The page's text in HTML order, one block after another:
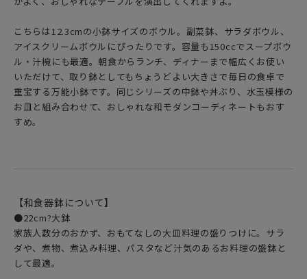
こちらは12.3cmの小鉢サイズのボウル。副菜鉢、サラダボウル、
アイスクリームボウルにぴったりです。容量も150ccでスープボウ
ル・汁椀にも最適。朝食からランチ、ディナーまで幅広くお使い
いただけて、取り鉢としてもちょうどよい大きさで毎日の食卓で
重宝する万能小鉢です。同じシリーズの中鉢や丼ぶり、水玉模様の
お皿と組み合わせて、おしゃれな和モダンコーディネートもおす
すめ。
【和食器鉢について】
●22cm?大鉢
家族人数分のおかず、おもてなしの大皿料理の盛りつけに。サラ
ダや、煮物、煮込み料理、パスタなど汁気のあるお料理の盛鉢と
して最適。